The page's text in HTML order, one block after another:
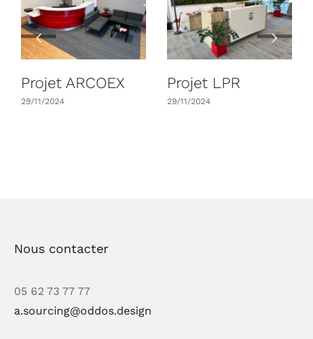
Projet ARCOEX
29/11/2024
Projet LPR
29/11/2024
Nous contacter
05 62 73 77 77
a.sourcing@oddos.design